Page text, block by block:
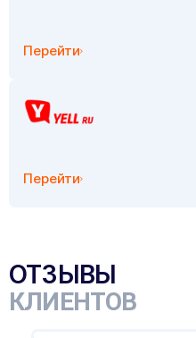
Перейти
Перейти
ОТЗЫВЫ
КЛИЕНТОВ